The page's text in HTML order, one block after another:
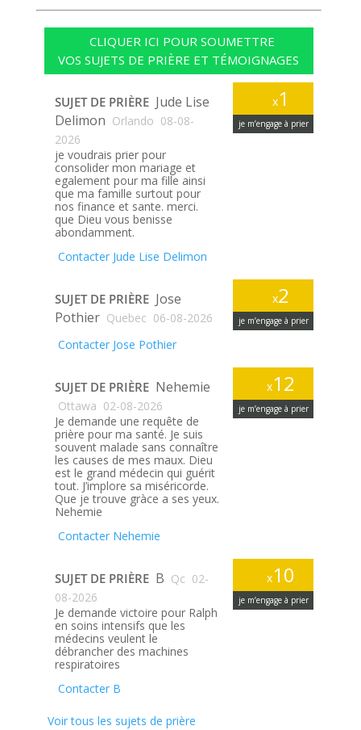
CLIQUER ICI POUR SOUMETTRE
VOS SUJETS DE PRIÈRE ET TÉMOIGNAGES
x1
je m’engage à prier
SUJET DE PRIÈRE Jude Lise
Delimon Orlando 08-08-
2026
je voudrais prier pour
consolider mon mariage et
egalement pour ma fille ainsi
que ma famille surtout pour
nos finance et sante. merci.
que Dieu vous benisse
abondamment.
Contacter Jude Lise Delimon
x2
je m’engage à prier
SUJET DE PRIÈRE Jose
Pothier Quebec 06-08-2026
Contacter Jose Pothier
x12
je m’engage à prier
SUJET DE PRIÈRE Nehemie
Ottawa 02-08-2026
Je demande une requête de
prière pour ma santé. Je suis
souvent malade sans connaître
les causes de mes maux. Dieu
est le grand médecin qui guérit
tout. J’implore sa miséricorde.
Que je trouve gràce a ses yeux.
Nehemie
Contacter Nehemie
x10
je m’engage à prier
SUJET DE PRIÈRE B Qc 02-
08-2026
Je demande victoire pour Ralph
en soins intensifs que les
médecins veulent le
débrancher des machines
respiratoires
Contacter B
Voir tous les sujets de prière